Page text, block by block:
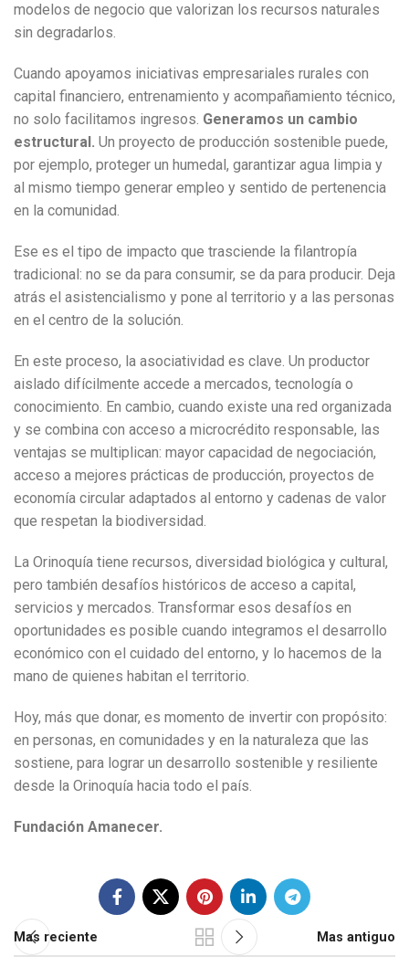
modelos de negocio que valorizan los recursos naturales
sin degradarlos.
Cuando apoyamos iniciativas empresariales rurales con
capital financiero, entrenamiento y acompañamiento técnico,
no solo facilitamos ingresos. Generamos un cambio
estructural. Un proyecto de producción sostenible puede,
por ejemplo, proteger un humedal, garantizar agua limpia y
al mismo tiempo generar empleo y sentido de pertenencia
en la comunidad.
Ese es el tipo de impacto que trasciende la filantropía
tradicional: no se da para consumir, se da para producir. Deja
atrás el asistencialismo y pone al territorio y a las personas
en el centro de la solución.
En este proceso, la asociatividad es clave. Un productor
aislado difícilmente accede a mercados, tecnología o
conocimiento. En cambio, cuando existe una red organizada
y se combina con acceso a microcrédito responsable, las
ventajas se multiplican: mayor capacidad de negociación,
acceso a mejores prácticas de producción, proyectos de
economía circular adaptados al entorno y cadenas de valor
que respetan la biodiversidad.
La Orinoquía tiene recursos, diversidad biológica y cultural,
pero también desafíos históricos de acceso a capital,
servicios y mercados. Transformar esos desafíos en
oportunidades es posible cuando integramos el desarrollo
económico con el cuidado del entorno, y lo hacemos de la
mano de quienes habitan el territorio.
Hoy, más que donar, es momento de invertir con propósito:
en personas, en comunidades y en la naturaleza que las
sostiene, para lograr un desarrollo sostenible y resiliente
desde la Orinoquía hacia todo el país.
Fundación Amanecer.
Mas reciente Mas antiguo